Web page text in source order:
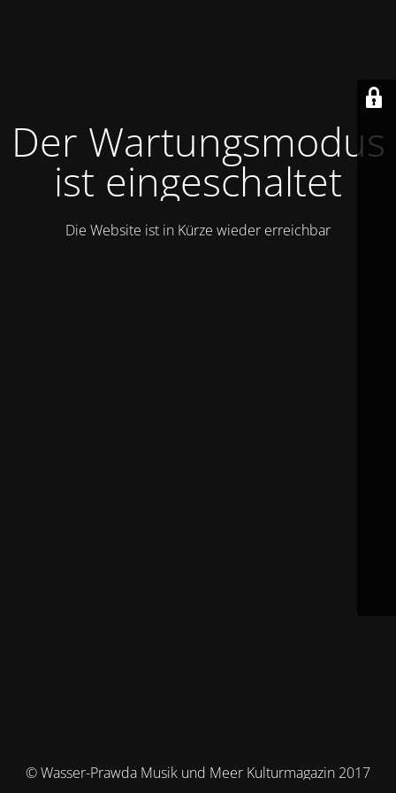
Der Wartungsmodus
ist eingeschaltet
Die Website ist in Kürze wieder erreichbar
© Wasser-Prawda Musik und Meer Kulturmagazin 2017